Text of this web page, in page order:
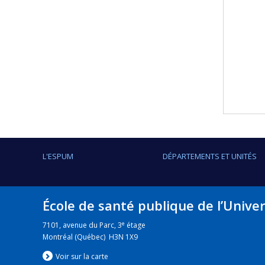
L'ESPUM DÉPARTEMENTS ET UNITÉS
École de santé publique de
7101, avenue du Parc, 3e étage
Montréal (Québec) H3N 1X9
Voir sur la carte